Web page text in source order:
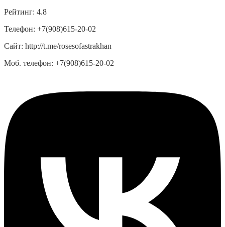
Рейтинг: 4.8
Телефон: +7(908)615-20-02
Сайт: http://t.me/rosesofastrakhan
Моб. телефон: +7(908)615-20-02